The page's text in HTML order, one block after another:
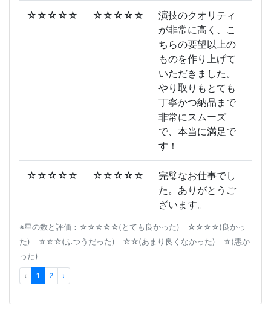
☆☆☆☆☆ ☆☆☆☆☆
演技のクオリティ
が非常に高く、こ
ちらの要望以上の
ものを作り上げて
いただきました。
やり取りもとても
丁寧かつ納品まで
非常にスムーズ
で、本当に満足で
す！
☆☆☆☆☆ ☆☆☆☆☆
完璧なお仕事でし
た。ありがとうご
ざいます。
※星の数と評価：☆☆☆☆☆(とても良かった) ☆☆☆☆(良かっ
た) ☆☆☆(ふつうだった) ☆☆(あまり良くなかった) ☆(悪か
った)
‹ 1 2 ›